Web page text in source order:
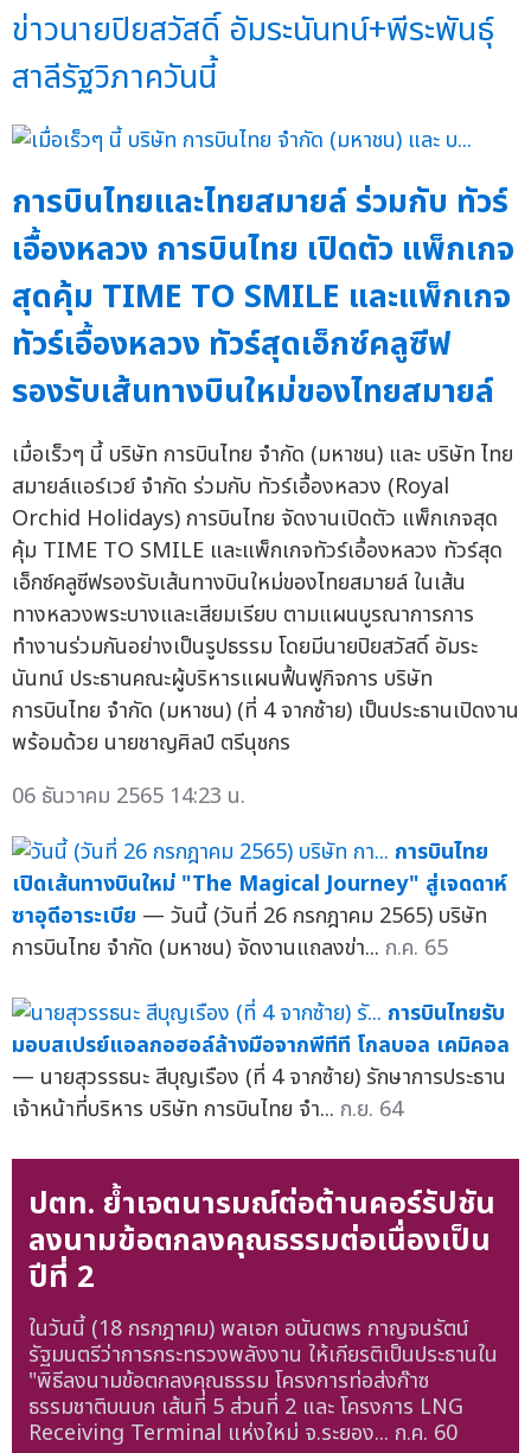
ข่าวนายปิยสวัสดิ์ อัมระนันทน์+พีระพันธุ์
สาลีรัฐวิภาควันนี้
การบินไทยและไทยสมายล์ ร่วมกับ ทัวร์
เอื้องหลวง การบินไทย เปิดตัว แพ็กเกจ
สุดคุ้ม TIME TO SMILE และแพ็กเกจ
ทัวร์เอื้องหลวง ทัวร์สุดเอ็กซ์คลูซีฟ
รองรับเส้นทางบินใหม่ของไทยสมายล์
เมื่อเร็วๆ นี้ บริษัท การบินไทย จำกัด (มหาชน) และ บริษัท ไทย
สมายล์แอร์เวย์ จำกัด ร่วมกับ ทัวร์เอื้องหลวง (Royal
Orchid Holidays) การบินไทย จัดงานเปิดตัว แพ็กเกจสุด
คุ้ม TIME TO SMILE และแพ็กเกจทัวร์เอื้องหลวง ทัวร์สุด
เอ็กซ์คลูซีฟรองรับเส้นทางบินใหม่ของไทยสมายล์ ในเส้น
ทางหลวงพระบางและเสียมเรียบ ตามแผนบูรณาการการ
ทำงานร่วมกันอย่างเป็นรูปธรรม โดยมีนายปิยสวัสดิ์ อัมระ
นันทน์ ประธานคณะผู้บริหารแผนฟื้นฟูกิจการ บริษัท
การบินไทย จำกัด (มหาชน) (ที่ 4 จากซ้าย) เป็นประธานเปิดงาน
พร้อมด้วย นายชาญศิลป์ ตรีนุชกร
06 ธันวาคม 2565 14:23 น.
การบินไทย
เปิดเส้นทางบินใหม่ "The Magical Journey" สู่เจดดาห์
ซาอุดีอาระเบีย — วันนี้ (วันที่ 26 กรกฎาคม 2565) บริษัท
การบินไทย จำกัด (มหาชน) จัดงานแถลงข่า... ก.ค. 65
การบินไทยรับ
มอบสเปรย์แอลกอฮอล์ล้างมือจากพีทีที โกลบอล เคมิคอล
— นายสุวรรธนะ สีบุญเรือง (ที่ 4 จากซ้าย) รักษาการประธาน
เจ้าหน้าที่บริหาร บริษัท การบินไทย จำ... ก.ย. 64
ปตท. ย้ำเจตนารมณ์ต่อต้านคอร์รัปชัน
ลงนามข้อตกลงคุณธรรมต่อเนื่องเป็น
ปีที่ 2
ในวันนี้ (18 กรกฎาคม) พลเอก อนันตพร กาญจนรัตน์
รัฐมนตรีว่าการกระทรวงพลังงาน ให้เกียรติเป็นประธานใน
"พิธีลงนามข้อตกลงคุณธรรม โครงการท่อส่งก๊าซ
ธรรมชาติบนบก เส้นที่ 5 ส่วนที่ 2 และ โครงการ LNG
Receiving Terminal แห่งใหม่ จ.ระยอง... ก.ค. 60